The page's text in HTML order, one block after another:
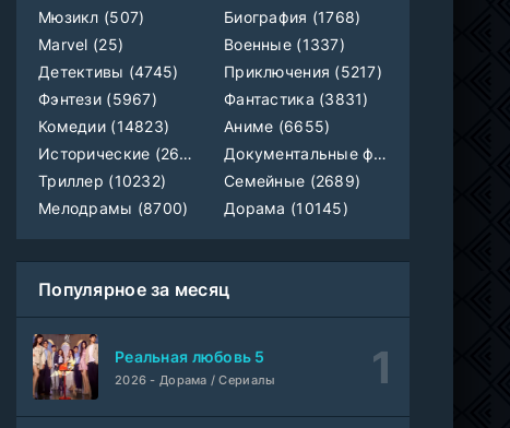
Ольмо
Фильм
WEB-Rip
@MUZOBOZ@
Наши счастливые дни
1 сезон
серия
Авто-Перевод
Последний повар
1-28
серия
Субтитры
Шугар
1-2 сезон
Свидания с Элис Перес
Мюзикл (507)
Биография (1768)
Marvel (25)
Военные (1337)
Детективы (4745)
Приключения (5217)
Фэнтези (5967)
Фантастика (3831)
Комедии (14823)
Аниме (6655)
Исторические (2658)
Документальные фильмы (1923)
Триллер (10232)
Семейные (2689)
Мелодрамы (8700)
Дорама (10145)
Популярное за месяц
Реальная любовь 5
2026 - Дорама / Сериалы